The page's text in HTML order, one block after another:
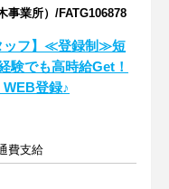
業所）/FATG106878
ッフ】≪登録制≫短
験でも高時給Get！
WEB登録♪
費支給